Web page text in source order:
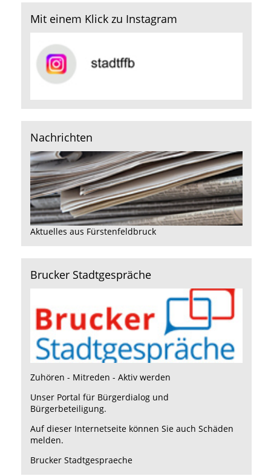
Mit einem Klick zu Instagram
Nachrichten
Aktuelles aus Fürstenfeldbruck
Brucker Stadtgespräche
Zuhören - Mitreden - Aktiv werden
Unser Portal für Bürgerdialog und
Bürgerbeteiligung.
Auf dieser Internetseite können Sie auch Schäden
melden.
Brucker Stadtgespraeche